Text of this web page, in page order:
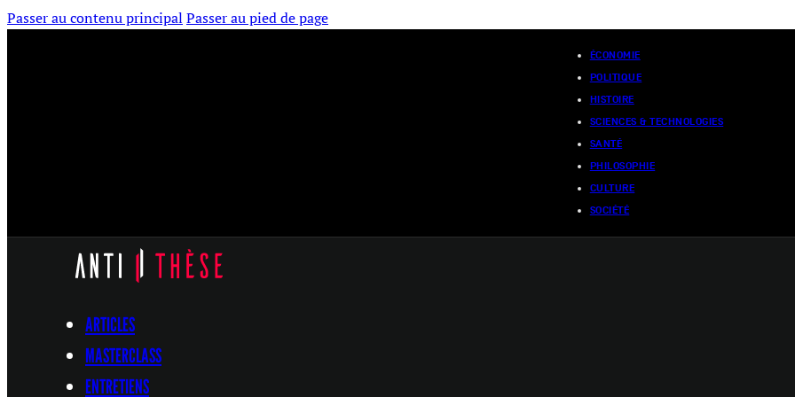
Passer au contenu principal Passer au pied de page
ÉCONOMIE
POLITIQUE
HISTOIRE
SCIENCES & TECHNOLOGIES
SANTÉ
PHILOSOPHIE
CULTURE
SOCIÉTÉ
ARTICLES
MASTERCLASS
ENTRETIENS